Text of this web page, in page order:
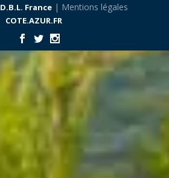
D.B.L. France| Mentions légales
COTE.AZUR.FR